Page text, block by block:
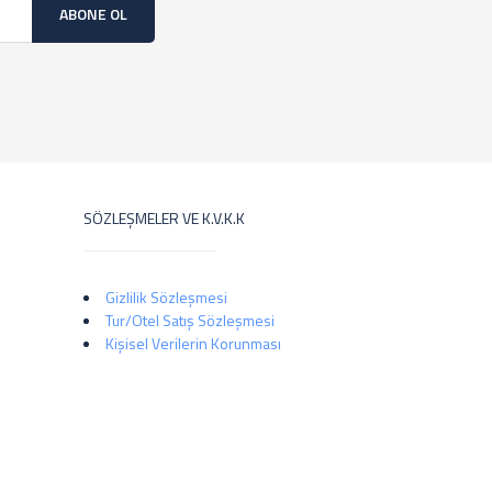
ABONE OL
SÖZLEŞMELER VE K.V.K.K
Gizlilik Sözleşmesi
Tur/Otel Satış Sözleşmesi
Kişisel Verilerin Korunması